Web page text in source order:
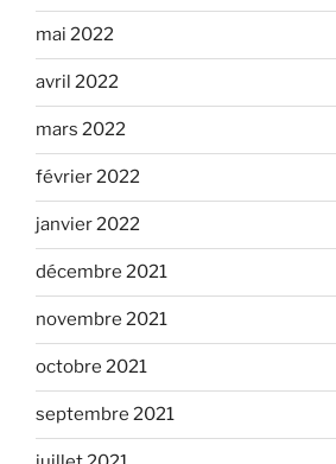
mai 2022
avril 2022
mars 2022
février 2022
janvier 2022
décembre 2021
novembre 2021
octobre 2021
septembre 2021